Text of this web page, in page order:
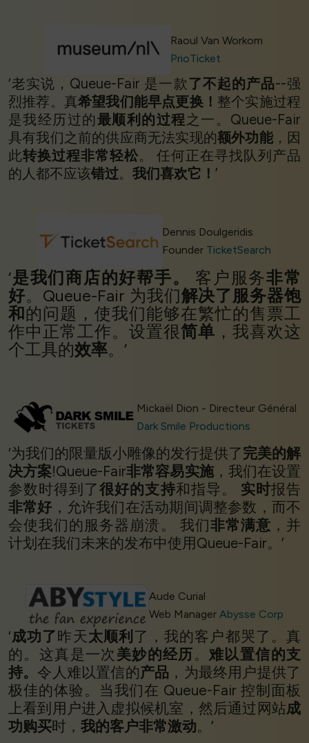
Raoul Van Workom
PrioTicket
‘老实说，Queue-Fair 是一款 了不起的产品--强
烈推荐。真希望我们能早点更换！ 整个实施过程
是我经历过的最顺利的过程 之一。Queue-Fair
具有我们之前的供应商无法实现的额外功能，因
此转换过程非常轻松。 任何正在寻找队列产品
的人都不应该错过。 我们喜欢它！ ’
Dennis Doulgeridis
Founder TicketSearch
‘是我们商店的好帮手。 客户服务非常
好。Queue-Fair 为我们解决了服务器饱
和的问题，使我们能够在繁忙的售票工
作中正常工作。设置很简单 ，我喜欢这
个工具的效率。’
Mickaël Dion - Directeur Général
Dark Smile Productions
‘为我们的限量版小雕像的发行提供了完美的解
决方案!Queue-Fair非常容易实施，我们在设置
参数时得到了很好的支持和指导。 实时报告
非常好 ，允许我们在活动期间调整参数，而不
会使我们的服务器崩溃。 我们非常满意 ，并
计划在我们未来的发布中使用Queue-Fair。’
Aude Curial
Web ManagerAbysse Corp
‘成功了昨天太顺利 了，我的客户都哭了。真
的。这真是一次 美妙的经历。 难以置信的支
持。 令人难以置信的产品 ，为最终用户提供了
极佳的体验。当我们在 Queue-Fair 控制面板
上看到用户进入虚拟候机室，然后通过网站成
功购买时， 我的客户非常激动。’